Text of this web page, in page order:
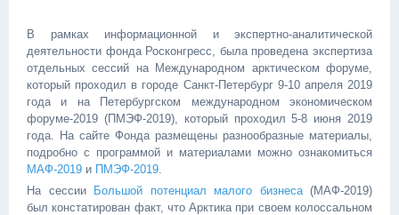
В рамках информационной и экспертно-аналитической
деятельности фонда Росконгресс, была проведена экспертиза
отдельных сессий на Международном арктическом форуме,
который проходил в городе Санкт-Петербург 9-10 апреля 2019
года и на Петербургском международном экономическом
форуме-2019 (ПМЭФ-2019), который проходил 5-8 июня 2019
года. На сайте Фонда размещены разнообразные материалы,
подробно с программой и материалами можно ознакомиться
МАФ-2019 и ПМЭФ-2019.
На сессии
Большой потенциал малого бизнеса(МАФ-2019)
был констатирован факт, что Арктика при своем колоссальном